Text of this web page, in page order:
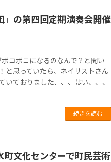
』の第四回定期演奏会開催
コボコになるのなんで？と聞い
と思っていたら、ネイリストさん
いておりました、、、はい、、、
続きを読む
文化センターで町民芸術